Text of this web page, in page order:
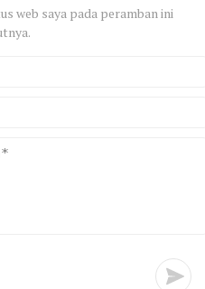
web saya pada peramban ini